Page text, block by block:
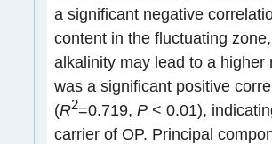
a significant negative
content in the fluctuating
alkalinity may lead to a
was a significant positive
(R2=0.719, P < 0.01),
carrier of OP. Principal